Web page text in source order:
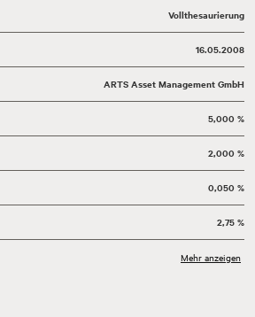
Vollthesaurierung
16.05.2008
ARTS Asset Management GmbH
5,000 %
2,000 %
0,050 %
2,75 %
EUR
Mehr anzeigen